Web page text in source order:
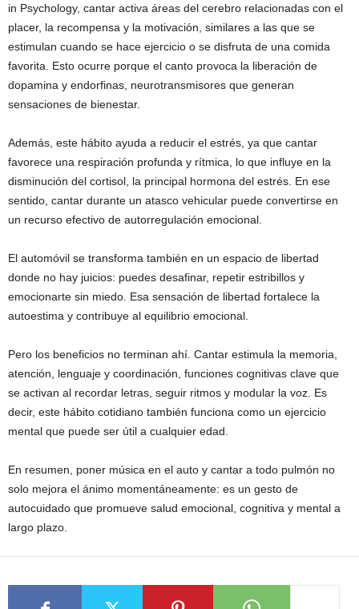
in Psychology, cantar activa áreas del cerebro relacionadas con el
placer, la recompensa y la motivación, similares a las que se
estimulan cuando se hace ejercicio o se disfruta de una comida
favorita. Esto ocurre porque el canto provoca la liberación de
dopamina y endorfinas, neurotransmisores que generan
sensaciones de bienestar.
Además, este hábito ayuda a reducir el estrés, ya que cantar
favorece una respiración profunda y rítmica, lo que influye en la
disminución del cortisol, la principal hormona del estrés. En ese
sentido, cantar durante un atasco vehicular puede convertirse en
un recurso efectivo de autorregulación emocional.
El automóvil se transforma también en un espacio de libertad
donde no hay juicios: puedes desafinar, repetir estribillos y
emocionarte sin miedo. Esa sensación de libertad fortalece la
autoestima y contribuye al equilibrio emocional.
Pero los beneficios no terminan ahí. Cantar estimula la memoria,
atención, lenguaje y coordinación, funciones cognitivas clave que
se activan al recordar letras, seguir ritmos y modular la voz. Es
decir, este hábito cotidiano también funciona como un ejercicio
mental que puede ser útil a cualquier edad.
En resumen, poner música en el auto y cantar a todo pulmón no
solo mejora el ánimo momentáneamente: es un gesto de
autocuidado que promueve salud emocional, cognitiva y mental a
largo plazo.